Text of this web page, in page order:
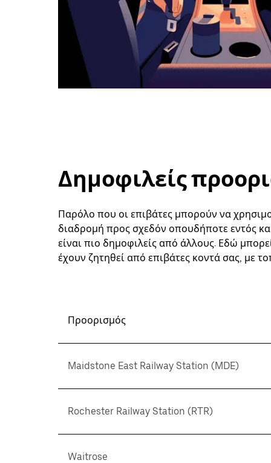
Δημοφιλείς
Παρόλο που οι επιβάτες μπορούν να
διαδρομή προς σχεδόν οπουδήποτε εντός
είναι πιο δημοφιλείς από άλλους. Εδώ
έχουν ζητηθεί από επιβάτες κοντά σας, με
Προορισμός
Maidstone East Railway Station (MDE)
Rochester Railway Station (RTR)
Waitrose